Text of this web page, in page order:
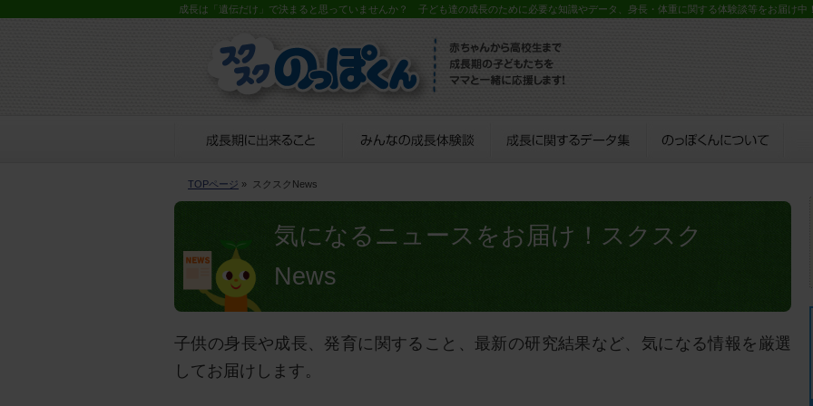
成長は「遺伝だけ」で決まると思っていませんか？ 子ども達の成長のために必要な知識やデータ、身長・体重に関する体験談等をお届け中
TOPページ » スクスクNews
気になるニュースをお届け！スクスク
News
子供の身長や成長、発育に関すること、最新の研究結果など、気になる情報を厳選
してお届けします。